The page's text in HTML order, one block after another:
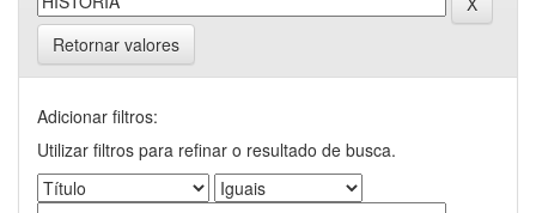
Retornar valores
Adicionar filtros:
Utilizar filtros para refinar o resultado de busca.